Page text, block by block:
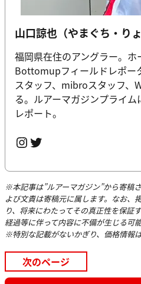
山口諒也（やまぐち・りょ
福岡県在住のアングラー。ホ
Bottomupフィールドレポー
スタッフ、mibroスタッフ、
る。ルアーマガジンプライ
レポート。
InstagramTwitter
※本記事は”ルアーマガジン”から寄稿
よび文責は寄稿元に属します。なお、
り、将来にわたってその真正性を保証
経過等に伴って内容に不備が生じる可
※特別な記載がないかぎり、価格情報は
次のページ